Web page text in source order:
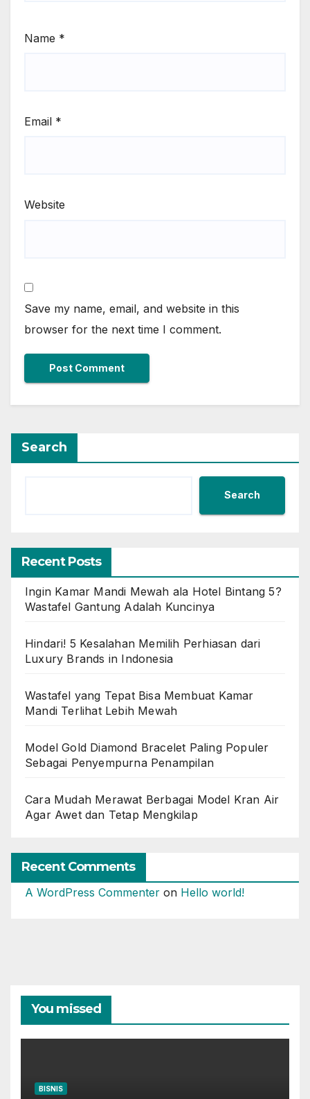
Name *
Email *
Website
Save my name, email, and website in this
browser for the next time I comment.
Search
Search
Recent Posts
Ingin Kamar Mandi Mewah ala Hotel Bintang 5?
Wastafel Gantung Adalah Kuncinya
Hindari! 5 Kesalahan Memilih Perhiasan dari
Luxury Brands in Indonesia
Wastafel yang Tepat Bisa Membuat Kamar
Mandi Terlihat Lebih Mewah
Model Gold Diamond Bracelet Paling Populer
Sebagai Penyempurna Penampilan
Cara Mudah Merawat Berbagai Model Kran Air
Agar Awet dan Tetap Mengkilap
Recent Comments
A WordPress Commenter on Hello world!
You missed
BISNIS